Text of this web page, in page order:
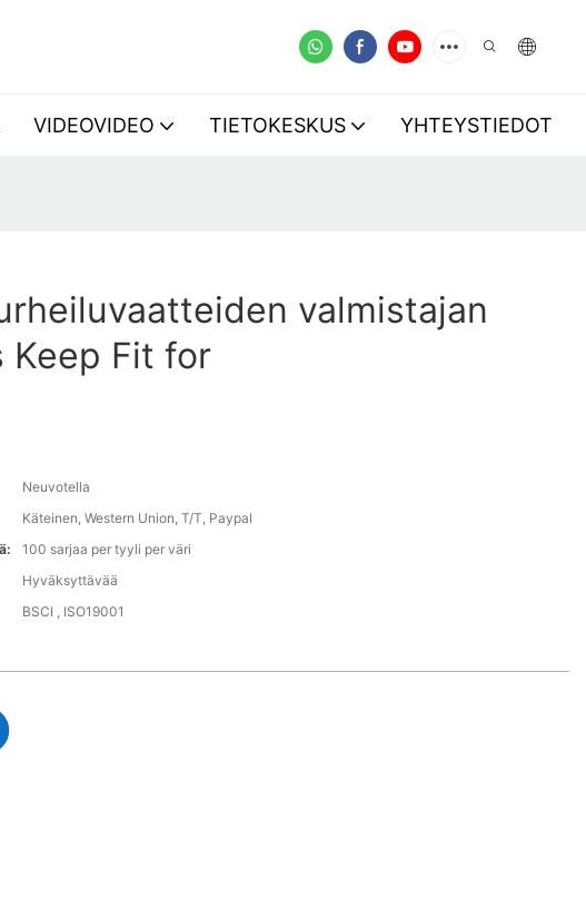
VIDEOVIDEO TIETOKESKUS YHTEYSTIEDOT
valmistajan
Keep Fit for
Neuvotella
Käteinen, Western Union, T/T, Paypal
100 sarjaa per tyyli per väri
Hyväksyttävää
BSCI , ISO19001